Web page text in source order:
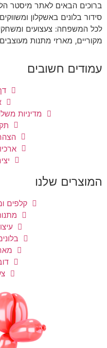
ברוכים הבאים לאתר מיסטר
סידור בלונים באשקלון
לכל המשפחה: צעצועים
מקוריים, מארזי מתנות
עמודים חשובים
מדיניות
המוצרים שלנו
קלפים